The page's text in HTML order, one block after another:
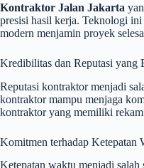
Kontraktor Jalan Jakarta
presisi hasil kerja. Teknologi
modern menjamin proyek
Kredibilitas dan Reputasi yang
Reputasi kontraktor menjadi
kontraktor mampu menjaga
kontraktor yang memiliki
Komitmen terhadap Ketepatan
Ketepatan waktu menjadi